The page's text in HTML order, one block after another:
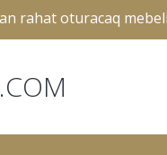
oturacaq